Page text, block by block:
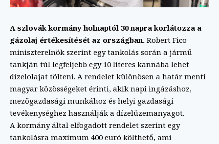
A szlovák kormány holnaptól 30 napra korlátozza a
gázolaj értékesítését az országban. Robert Fico
miniszterelnök szerint egy tankolás során a jármű
tankján túl legfeljebb egy 10 literes kannába lehet
dízelolajat tölteni. A rendelet különösen a határ menti
magyar közösségeket érinti, akik napi ingázáshoz,
mezőgazdasági munkához és helyi gazdasági
tevékenységhez használják a dízelüzemanyagot.
A kormány által elfogadott rendelet szerint egy
tankolásra maximum 400 euró költhető, ami